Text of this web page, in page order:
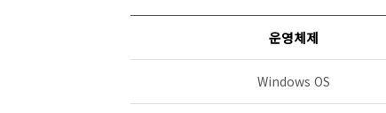
운영체제
Windows OS